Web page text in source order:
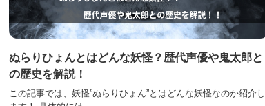
ぬらりひょんとはどんな妖怪？歴代声優や鬼太郎と
の歴史を解説！
この記事では、妖怪”ぬらりひょん”とはどんな妖怪なのか紹介し